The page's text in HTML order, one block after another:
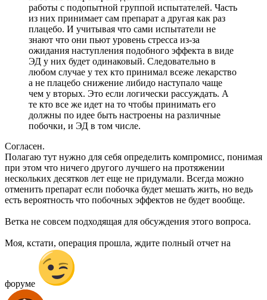
работы с подопытной группой испытателей. Часть
из них принимает сам препарат а другая как раз
плацебо. И учитывая что сами испытатели не
знают что они пьют уровень стресса из-за
ожидания наступления подобного эффекта в виде
ЭД у них будет одинаковый. Следовательно в
любом случае у тех кто принимал всеже лекарство
а не плацебо снижение либидо наступало чаще
чем у вторых. Это если логически рассуждать. А
те кто все же идет на то чтобы принимать его
должны по идее быть настроены на различные
побочки, и ЭД в том числе.
Согласен.
Полагаю тут нужно для себя определить компромисс, понимая
при этом что ничего другого лучшего на протяжении
нескольких десятков лет еще не придумали. Всегда можно
отменить препарат если побочка будет мешать жить, но ведь
есть вероятность что побочных эффектов не будет вообще.
Ветка не совсем подходящая для обсуждения этого вопроса.
Моя, кстати, операция прошла, ждите полный отчет на
форуме